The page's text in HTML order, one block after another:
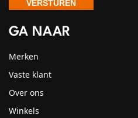
GA NAAR
Merken
Vaste klant
Over ons
Winkels